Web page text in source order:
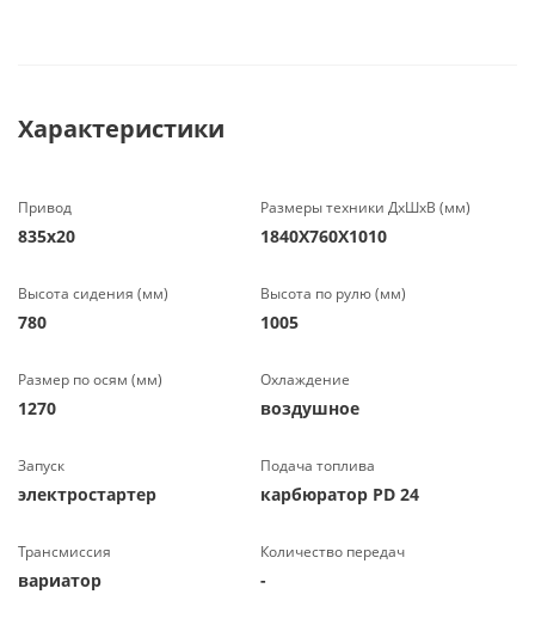
Характеристики
Привод
835х20
Размеры техники ДхШхВ (мм)
1840Х760Х1010
Высота сидения (мм)
780
Высота по рулю (мм)
1005
Размер по осям (мм)
1270
Охлаждение
воздушное
Запуск
электростартер
Подача топлива
карбюратор PD 24
Трансмиссия
вариатор
Количество передач
-